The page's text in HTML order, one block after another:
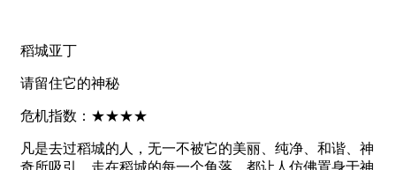
稻城亚丁
请留住它的神秘
危机指数：★★★★
凡是去过稻城的人，无一不被它的美丽、纯净、和谐、神
奇所吸引，走在稻城的每一个角落，都让人仿佛置身于神